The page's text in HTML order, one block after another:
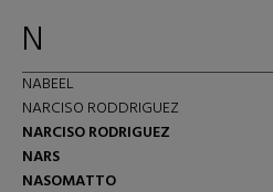
N
NABEEL
NARCISO RODDRIGUEZ
NARCISO RODRIGUEZ
NARS
NASOMATTO